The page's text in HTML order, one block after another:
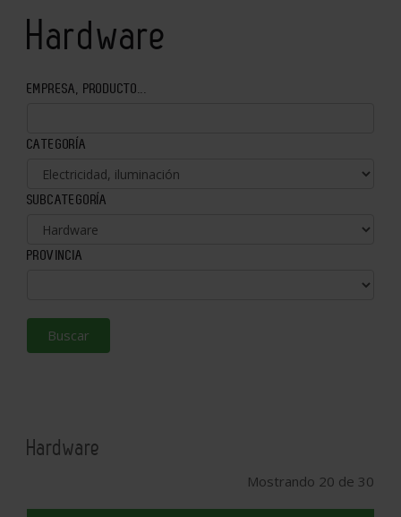
Hardware
EMPRESA, PRODUCTO...
CATEGORÍA
SUBCATEGORÍA
PROVINCIA
Buscar
Hardware
Mostrando 20 de 30